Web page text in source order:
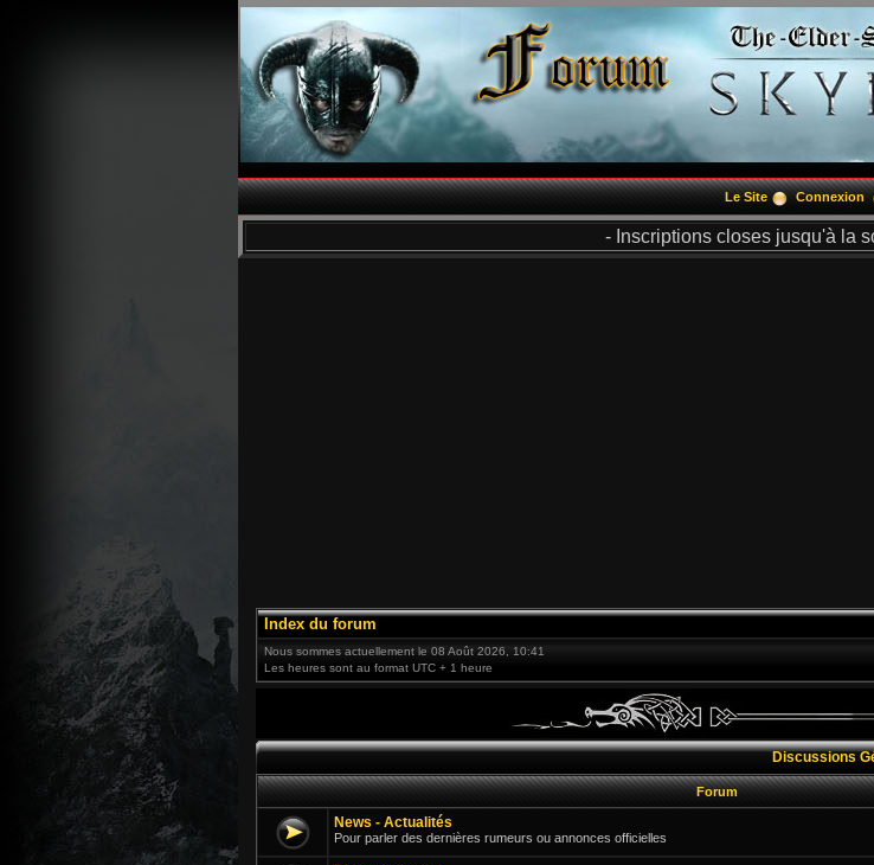
Le Site Connexion
- Inscriptions closes jusqu'à la
Index du forum
Nous sommes actuellement le 08 Août 2026, 10:41
Les heures sont au format UTC + 1 heure
Discussions
Forum
News - Actualités
Pour parler des dernières rumeurs ou annonces officielles